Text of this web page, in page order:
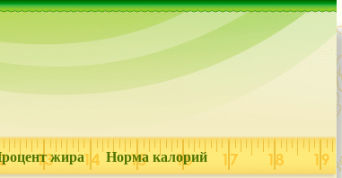
жира Норма калорий